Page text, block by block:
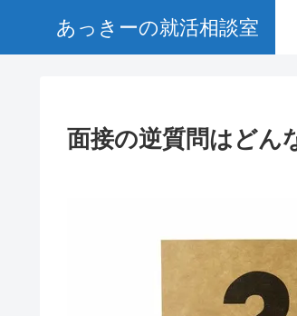
あっきーの就活相談室
面接の逆質問はどん